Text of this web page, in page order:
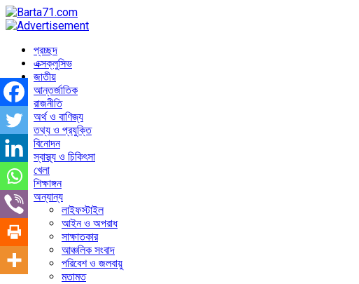
প্রচ্ছদ
এক্সক্লুসিভ
জাতীয়
আন্তর্জাতিক
রাজনীতি
অর্থ ও বাণিজ্য
তথ্য ও প্রযুক্তি
বিনোদন
স্বাস্থ্য ও চিকিৎসা
খেলা
শিক্ষাঙ্গন
অন্যান্য
লাইফস্টাইল
আইন ও অপরাধ
সাক্ষাতকার
আঞ্চলিক সংবাদ
পরিবেশ ও জলবায়ু
মতামত